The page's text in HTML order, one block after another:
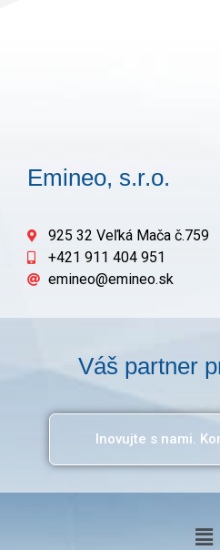
Emineo, s.r.o.
925 32 Veľká Mača č.759
+421 911 404 951
emineo@emineo.sk
Váš partner
Inovujte s nami.